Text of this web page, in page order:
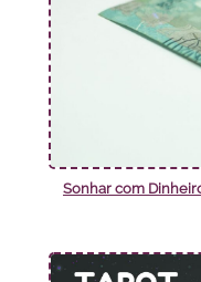
Sonhar com